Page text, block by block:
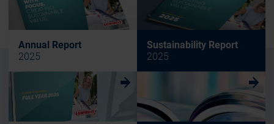
Annual Report
2025
Sustainability Report
2025
w w